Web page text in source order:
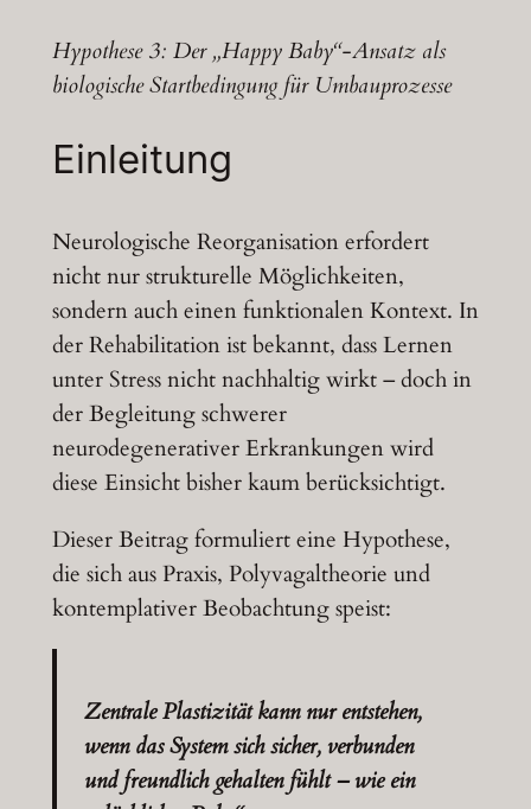
Hypothese 3: Der „Happy Baby“-Ansatz als
biologische Startbedingung für Umbauprozesse
Einleitung
Neurologische Reorganisation erfordert
nicht nur strukturelle Möglichkeiten,
sondern auch einen funktionalen Kontext. In
der Rehabilitation ist bekannt, dass Lernen
unter Stress nicht nachhaltig wirkt – doch in
der Begleitung schwerer
neurodegenerativer Erkrankungen wird
diese Einsicht bisher kaum berücksichtigt.
Dieser Beitrag formuliert eine Hypothese,
die sich aus Praxis, Polyvagaltheorie und
kontemplativer Beobachtung speist:
Zentrale Plastizität kann nur entstehen,
wenn das System sich sicher, verbunden
und freundlich gehalten fühlt – wie ein